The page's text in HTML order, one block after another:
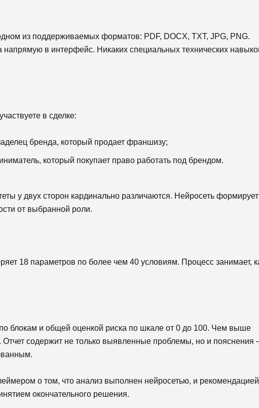
из поддерживаемых форматов: PDF, DOCX, TXT, JPG, PNG.
напрямую в интерфейс. Никаких специальных технических
в сделке:
бренда, который продает франшизу;
который покупает право работать под брендом.
у двух сторон кардинально различаются. Нейросеть формирует
от выбранной роли.
18 параметров по более чем 40 условиям. Процесс занимает,
блокам и общей оценкой риска по шкале от 0 до 100. Чем выше
содержит не только выявленные проблемы, но и пояснения
о том, что анализ выполнен нейросетью, и рекомендацией
окончательного решения.